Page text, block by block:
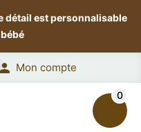
détail est personnalisable
Mon compte
0